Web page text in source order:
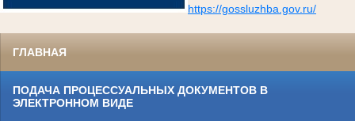
https://gossluzhba.gov.ru/
ГЛАВНАЯ
ПОДАЧА ПРОЦЕССУАЛЬНЫХ ДОКУМЕНТОВ В
ЭЛЕКТРОННОМ ВИДЕ